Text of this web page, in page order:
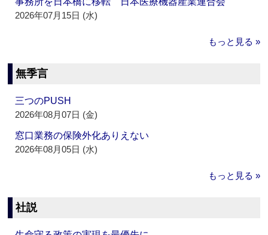
2026年07月15日 (水)
もっと見る »
無季言
三つのPUSH
2026年08月07日 (金)
窓口業務の保険外化ありえない
2026年08月05日 (水)
もっと見る »
社説